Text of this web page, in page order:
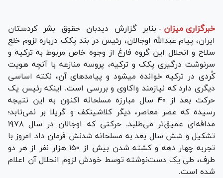
خبرگزاری میزان - بنابر گزارش دیدبان حقوق بشر کردستان
ایران، پیام عبدالله اوجالان، رئیس در بند پ‎ک‎ک درباره لزوم خلع
سلاح و انحلال این گروه فارغ از وجوه خاص مربوط به ترکیه و
سرنوشت درگیری پ‎ک‎ک و ترکیه، پروسه منازعه با آنچه هویت
کُردی در ترکیه خوانده می‎شود و پیامد‌های آن، نکته اساسی
دیگری دارد که نیازمند واکاوی و بررسی است. اینکه رئیس یک
حرکت بعد از ۴۰ سال مبارزه مسلحانه اکنون به این نتیجه
رسیده که عصر معاصر، دیگر کلاشینکف و گریلا بر نمی‌تابد؛
مداقه‌ای عمیق‌تر می‌طلبد. حرکتی که اوجالان در سال ۱۹۷۸
تشکیل و شش سال بعد به مسلحانه شدنش فرمان داد امروز با
تجربه چهار دهه و کشته شدن بیش از ۱۵۰ هزار نفر از هر دو
طرف، طی یک دست‌نوشته توسط خودش لزوم انحلال آن اعلام
شده است.